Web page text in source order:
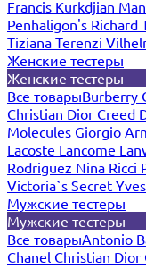
Francis Kurkdjian
Penhaligon's Richard
Tiziana Terenzi
Женские тестеры
Женские тестеры
Все товарыBurberry
Christian Dior Creed
Molecules Giorgio
Lacoste Lancome
Rodriguez Nina Ricci
Victoria`s Secret
Мужские тестеры
Мужские тестеры
Все товарыAntonio
Chanel Christian Dior